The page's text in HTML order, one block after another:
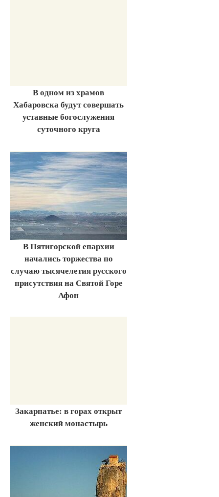
В одном из храмов
Хабаровска будут совершать
уставные богослужения
суточного круга
В Пятигорской епархии
начались торжества по
случаю тысячелетия русского
присутствия на Святой Горе
Афон
Закарпатье: в горах открыт
женский монастырь